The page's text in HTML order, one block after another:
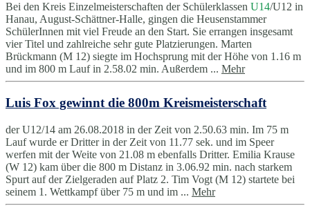
Bei den Kreis Einzelmeisterschaften der Schülerklassen U14/U12 in
Hanau, August-Schättner-Halle, gingen die Heusenstammer
SchülerInnen mit viel Freude an den Start. Sie errangen insgesamt
vier Titel und zahlreiche sehr gute Platzierungen. Marten
Brückmann (M 12) siegte im Hochsprung mit der Höhe von 1.16 m
und im 800 m Lauf in 2.58.02 min. Außerdem ... Mehr
Luis Fox gewinnt die 800m Kreismeisterschaft
der U12/14 am 26.08.2018 in der Zeit von 2.50.63 min. Im 75 m
Lauf wurde er Dritter in der Zeit von 11.77 sek. und im Speer
werfen mit der Weite von 21.08 m ebenfalls Dritter. Emilia Krause
(W 12) kam über die 800 m Distanz in 3.06.92 min. nach starkem
Spurt auf der Zielgeraden auf Platz 2. Tim Vogt (M 12) startete bei
seinem 1. Wettkampf über 75 m und im ... Mehr